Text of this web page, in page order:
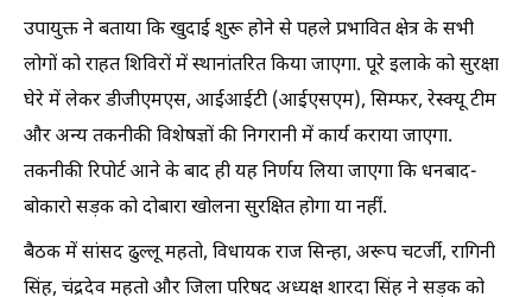
उपायुक्त ने बताया कि खुदाई शुरू होने से पहले प्रभावित क्षेत्र के सभी
लोगों को राहत शिविरों में स्थानांतरित किया जाएगा. पूरे इलाके को सुरक्षा
घेरे में लेकर डीजीएमएस, आईआईटी (आईएसएम), सिम्फर, रेस्क्यू टीम
और अन्य तकनीकी विशेषज्ञों की निगरानी में कार्य कराया जाएगा.
तकनीकी रिपोर्ट आने के बाद ही यह निर्णय लिया जाएगा कि धनबाद-
बोकारो सड़क को दोबारा खोलना सुरक्षित होगा या नहीं.
बैठक में सांसद ढुल्लू महतो, विधायक राज सिन्हा, अरूप चटर्जी, रागिनी
सिंह, चंद्रदेव महतो और जिला परिषद अध्यक्ष शारदा सिंह ने सड़क को